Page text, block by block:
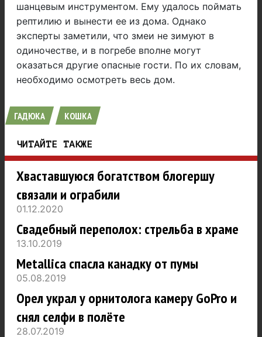
шанцевым инструментом. Ему удалось поймать
рептилию и вынести ее из дома. Однако
эксперты заметили, что змеи не зимуют в
одиночестве, и в погребе вполне могут
оказаться другие опасные гости. По их словам,
необходимо осмотреть весь дом.
ГАДЮКА КОШКА
ЧИТАЙТЕ ТАКЖЕ
Хваставшуюся богатством блогершу
связали и ограбили
01.12.2020
Свадебный переполох: стрельба в храме
13.10.2019
Metallica спасла канадку от пумы
05.08.2019
Орел украл у орнитолога камеру GoPro и
снял селфи в полёте
28.07.2019